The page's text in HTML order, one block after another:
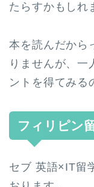
たらすかもしれ
本を読んだから
りませんが、一
ントを得てみる
フィリピン
セブ 英語×IT留